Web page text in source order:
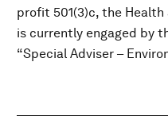
profit 501(3)c, the
is currently engaged by
“Special Adviser –